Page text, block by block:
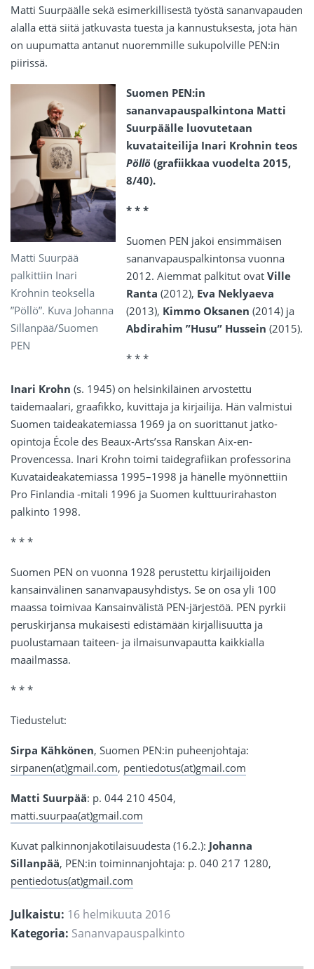
Matti Suurpäälle sekä esimerkillisestä työstä sananvapauden
alalla että siitä jatkuvasta tuesta ja kannustuksesta, jota hän
on uupumatta antanut nuoremmille sukupolville PEN:in
piirissä.
Matti Suurpää
palkittiin Inari
Krohnin teoksella
”Pöllö”. Kuva Johanna
Sillanpää/Suomen
PEN
Suomen PEN:in
sananvapauspalkintona Matti
Suurpäälle luovutetaan
kuvataiteilija Inari Krohnin teos
Pöllö (grafiikkaa vuodelta 2015,
8/40).
* * *
Suomen PEN jakoi ensimmäisen
sananvapauspalkintonsa vuonna
2012. Aiemmat palkitut ovat Ville
Ranta (2012), Eva Neklyaeva
(2013), Kimmo Oksanen (2014) ja
Abdirahim ”Husu” Hussein (2015).
* * *
Inari Krohn (s. 1945) on helsinkiläinen arvostettu
taidemaalari, graafikko, kuvittaja ja kirjailija. Hän valmistui
Suomen taideakatemiassa 1969 ja on suorittanut jatko-
opintoja École des Beaux-Arts’ssa Ranskan Aix-en-
Provencessa. Inari Krohn toimi taidegrafiikan professorina
Kuvataideakatemiassa 1995–1998 ja hänelle myönnettiin
Pro Finlandia -mitali 1996 ja Suomen kulttuurirahaston
palkinto 1998.
* * *
Suomen PEN on vuonna 1928 perustettu kirjailijoiden
kansainvälinen sananvapausyhdistys. Se on osa yli 100
maassa toimivaa Kansainvälistä PEN-järjestöä. PEN pyrkii
peruskirjansa mukaisesti edistämään kirjallisuutta ja
puolustamaan taiteen- ja ilmaisunvapautta kaikkialla
maailmassa.
* * *
Tiedustelut:
Sirpa Kähkönen, Suomen PEN:in puheenjohtaja:
sirpanen(at)gmail.com, pentiedotus(at)gmail.com
Matti Suurpää: p. 044 210 4504,
matti.suurpaa(at)gmail.com
Kuvat palkinnonjakotilaisuudesta (16.2.): Johanna
Sillanpää, PEN:in toiminnanjohtaja: p. 040 217 1280,
pentiedotus(at)gmail.com
Julkaistu: 16 helmikuuta 2016
Kategoria: Sananvapauspalkinto